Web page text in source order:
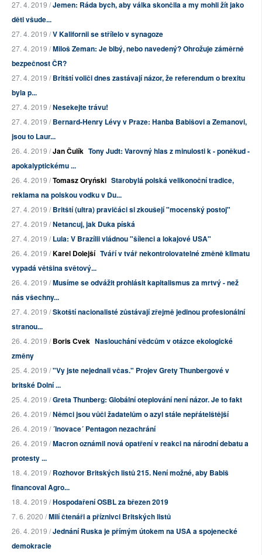
27. 4. 2019 /Jemen: Ráda bych, aby válka skončila a my mohli žít jako
děti všude...
27. 4. 2019 /V Kalifornii se střílelo v synagoze
27. 4. 2019 /Miloš Zeman: Je blbý, nebo navedený? Ohrožuje záměrně
bezpečnost ČR?
27. 4. 2019 /Britští voliči dnes zastávají názor, že referendum o brexitu
byla p...
27. 4. 2019 /Nesekejte trávu!
27. 4. 2019 /Bernard-Henry Lévy v Praze: Hanba Babišovi a Zemanovi,
jsou to Laur...
26. 4. 2019 /Jan Čulík Tony Judt: Varovný hlas z minulosti k - poněkud -
apokalyptickému ...
26. 4. 2019 /Tomasz Oryński Starobylá polská velikonoční tradice,
reklama na polskou vodku v Du...
27. 4. 2019 /Britští (ultra) pravičáci si zkoušejí "mocenský postoj"
27. 4. 2019 /Netancuj, jak Duka píská
27. 4. 2019 /Lula: V Brazílii vládnou "šílenci a lokajové USA"
26. 4. 2019 /Karel Dolejší Tváří v tvář nekontrolovatelné změně klimatu
vypadá většina světový...
26. 4. 2019 /Musíme se odvážit prohlásit kapitalismus za mrtvý - než
nás všechny...
27. 4. 2019 /Skotští nacionalisté zůstávají zřejmě jedinou profesionální
stranou...
26. 4. 2019 /Boris Cvek Naslouchání vědcům v otázce ekologické
změny
25. 4. 2019 /"Vy jste nejednali včas." Projev Grety Thunbergové v
britské Dolní ...
25. 4. 2019 /Greta Thunberg: Globální oteplování není názor. Je to fakt
26. 4. 2019 /Němci jsou vůči žadatelům o azyl stále nepřátelštější
26. 4. 2019 /´Inovace´ Pentagon nezachrání
26. 4. 2019 /Macron oznámil nová opatření v reakci na národní debatu a
protesty ...
18. 4. 2019 /Rozhovor Britských listů 215. Není možné, aby Babiš
financoval Agro...
18. 4. 2019 /Hospodaření OSBL za březen 2019
7. 6. 2020 /Milí čtenáři a příznivci Britských listů
26. 4. 2019 /Jednání Ruska je přímým útokem na USA a spojenecké
demokracie